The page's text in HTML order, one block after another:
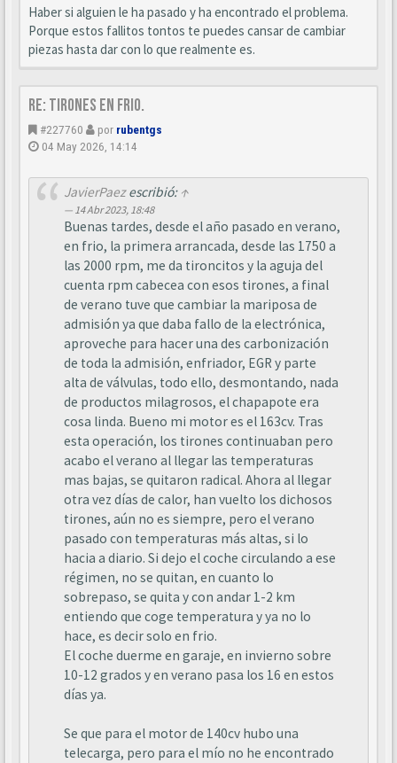
Haber si alguien le ha pasado y ha encontrado el problema.
Porque estos fallitos tontos te puedes cansar de cambiar
piezas hasta dar con lo que realmente es.
Re: Tirones en frio.
#227760 por rubentgs
04 May 2026, 14:14
JavierPaezescribió: ↑
14 Abr 2023, 18:48
Buenas tardes, desde el año pasado en verano,
en frio, la primera arrancada, desde las 1750 a
las 2000 rpm, me da tironcitos y la aguja del
cuenta rpm cabecea con esos tirones, a final
de verano tuve que cambiar la mariposa de
admisión ya que daba fallo de la electrónica,
aproveche para hacer una des carbonización
de toda la admisión, enfriador, EGR y parte
alta de válvulas, todo ello, desmontando, nada
de productos milagrosos, el chapapote era
cosa linda. Bueno mi motor es el 163cv. Tras
esta operación, los tirones continuaban pero
acabo el verano al llegar las temperaturas
mas bajas, se quitaron radical. Ahora al llegar
otra vez días de calor, han vuelto los dichosos
tirones, aún no es siempre, pero el verano
pasado con temperaturas más altas, si lo
hacia a diario. Si dejo el coche circulando a ese
régimen, no se quitan, en cuanto lo
sobrepaso, se quita y con andar 1-2 km
entiendo que coge temperatura y ya no lo
hace, es decir solo en frio.
El coche duerme en garaje, en invierno sobre
10-12 grados y en verano pasa los 16 en estos
días ya.
Se que para el motor de 140cv hubo una
telecarga, pero para el mío no he encontrado